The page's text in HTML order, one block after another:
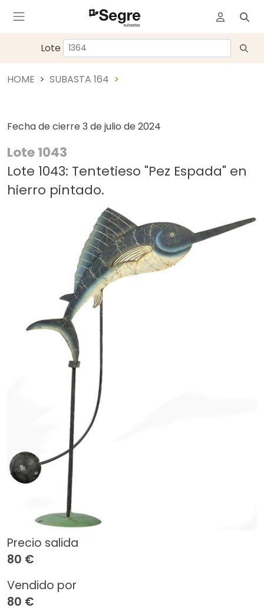
Lote
HOME SUBASTA 164
Fecha de cierre 3 de julio de 2024
Lote 1043
Lote 1043: Tentetieso "Pez Espada" en
hierro pintado.
Precio salida
80 €
Vendido por
80 €